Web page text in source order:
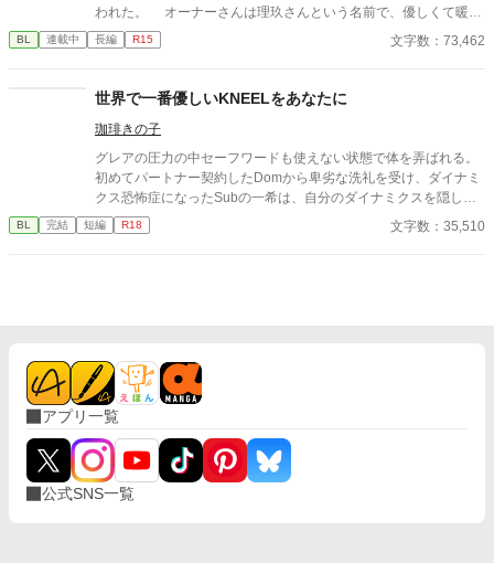
われた。 オーナーさんは理玖さんという名前で、優しくて暖か
いDomだ。 ただ執着心がすごく強い。渚の全てを知って管理し
たがる。 特に食へのこだわりが強く、渚が食べるもの全てを知
く、気味が悪いほどの執着が欲しくなってしまう。 理玖さんの
執着は日に日に重みを増していくが、渚はどこまでも幸福として
受け入れてゆく。 そんな風な激重Domによってドロドロにされ
ちゃうSubのお話です！ アルファポリス限定で連載中 月に一
回は更新します
BL 連載中 長編 R15 文字数：73,462
世界で一番優しいKNEELをあなたに
珈琲きの子
グレアの圧力の中セーフワードも使えない状態で体を弄ばれる。
初めてパートナー契約したDomから卑劣な洗礼を受け、ダイナミ
クス恐怖症になったSubの一希は、自分のダイナミクスを隠し、
Usualとして生きていた。 Usualとして恋をして、Usualとして恋
人と愛し合う。 抑制剤を服用しながらだったが、Usualである恋
BL 完結 短編 R18 文字数：35,510
アプリ一覧
公式SNS一覧